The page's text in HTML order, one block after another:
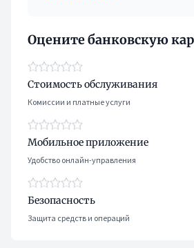
Оцените банковскую
Стоимость обслуживания
Комиссии и платные услуги
Мобильное приложение
Удобство онлайн-управления
Безопасность
Защита средств и операций